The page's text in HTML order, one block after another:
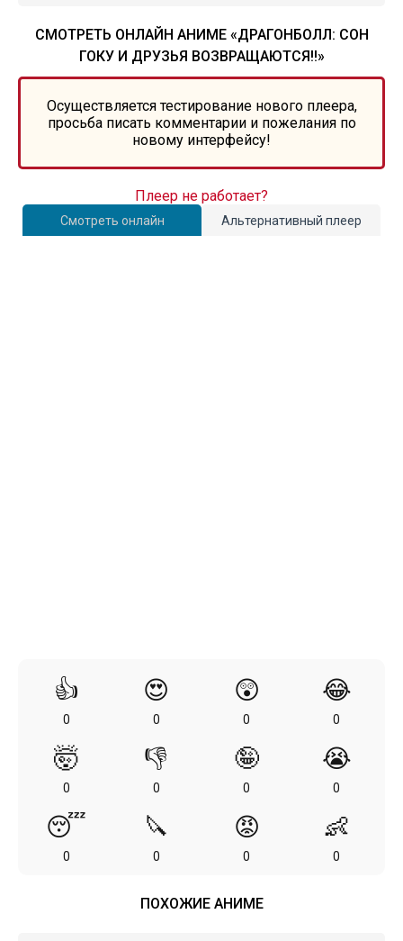
СМОТРЕТЬ ОНЛАЙН АНИМЕ «ДРАГОНБОЛЛ: СОН
ГОКУ И ДРУЗЬЯ ВОЗВРАЩАЮТСЯ!!»
Осуществляется тестирование нового плеера,
просьба писать комментарии и пожелания по
новому интерфейсу!
Смотреть онлайн Альтернативный плеер
Плеер не работает?
👍
0
😍
0
😲
0
😂
0
🤯
0
👎
0
🤪
0
😭
0
😴
0
🔪
0
😡
0
👶
0
ПОХОЖИЕ АНИМЕ